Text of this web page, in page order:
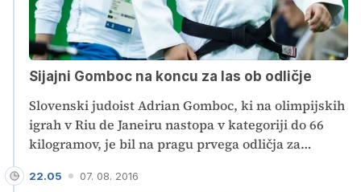
Sijajni Gomboc na koncu za las ob odličje
Slovenski judoist Adrian Gomboc, ki na olimpijskih
igrah v Riu de Janeiru nastopa v kategoriji do 66
kilogramov, je bil na pragu prvega odličja za
Fabijem Basilejem in nato moral še v obračunu za
22.05 07. 08. 2016